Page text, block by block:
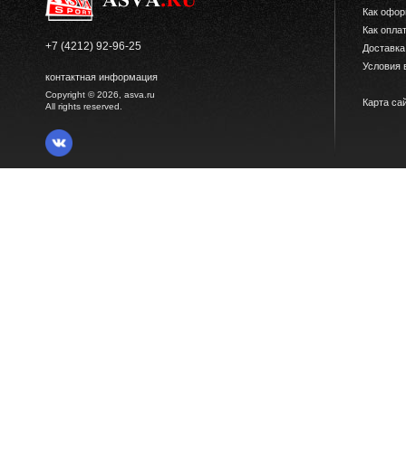
+7 (4212) 92-96-25
контактная информация
Copyright © 2026, asva.ru
All rights reserved.
Как
Как
Условия
Карта